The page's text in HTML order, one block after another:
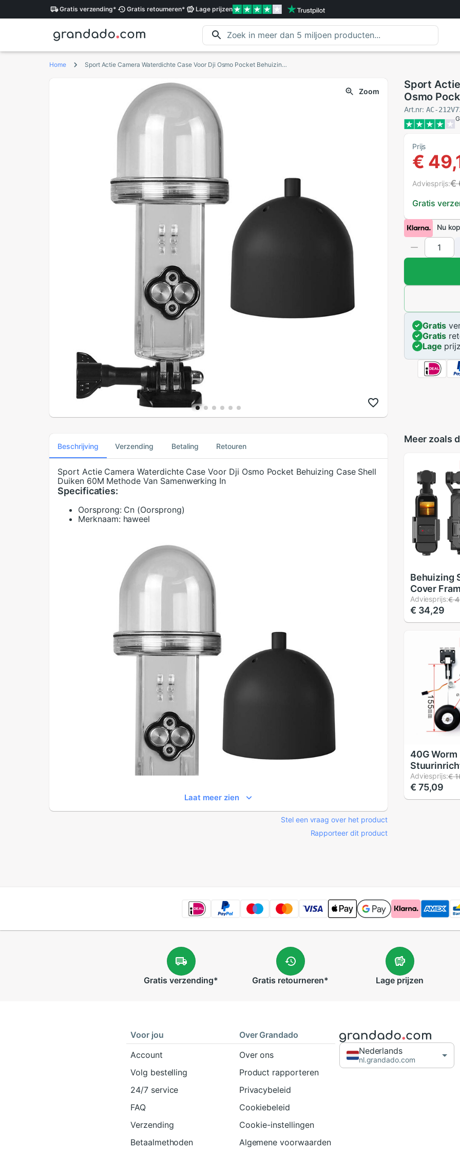
Gratis verzending* Gratis retourneren* Lageprijzen
Home Sport Actie Camera Waterdichte Case Voor Dji Osmo Pocket Behuizing Case Shell Duiken 60M Methode Van Samenwerking In
Zoom
Sport
Osmo
Methode
Art.nr:AC-
Prijs
€
Gratis
Adviesprijs:€
Nu
Gratis
Gratis
Lage
Beschrijving Verzending Betaling Retouren
Sport Actie Camera Waterdichte Case Voor Dji Osmo Pocket Behuizing Case Shell
Duiken 60M Methode Van Samenwerking In
Specificaties:
Oorsprong: Cn (Oorsprong)
Merknaam: haweel
Laat meer zien
Stel een vraag over het product
Rapporteer dit product
Meer zoals
Behuizing
Cover
Voor Dji
Met 1/4
Motion
Adviesprijs:€
€ 34,29
40G Worm
Intrekbare
Gear
Spomge
Adviesprijs:€
€ 75,09
Gratis verzending* Gratis retourneren* Lage prijzen
Voor jou
Account
Volg bestelling
24/7 service
FAQ
Verzending
Betaalmethoden
Over Grandado
Over ons
Product rapporteren
Privacybeleid
Cookiebeleid
Cookie-instellingen
Algemene voorwaarden
Nederlands
nl.grandado.com